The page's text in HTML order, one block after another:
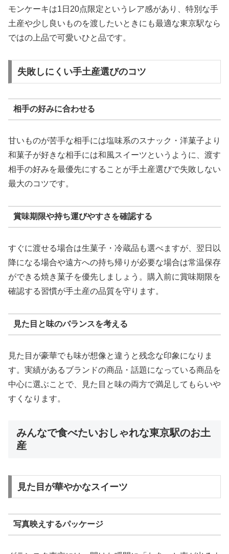
モンケーキは1日20点限定というレア感があり、特別な手
土産や少し良いものを渡したいときにも最適な東京駅なら
ではの上品で可愛いひと品です。
失敗しにくい手土産選びのコツ
相手の好みに合わせる
甘いものが苦手な相手には塩味系のスナック・洋菓子より
和菓子が好きな相手には和風スイーツというように、渡す
相手の好みを最優先にすることが手土産選びで失敗しない
最大のコツです。
賞味期限や持ち運びやすさを確認する
すぐに渡せる場合は生菓子・冷蔵品も選べますが、翌日以
降になる場合や遠方への持ち帰りが必要な場合は常温保存
ができる焼き菓子を優先しましょう。購入前に賞味期限を
確認する習慣が手土産の品質を守ります。
見た目と味のバランスを考える
見た目が豪華でも味が想像と違うと残念な印象になりま
す。実績があるブランドの商品・話題になっている商品を
中心に選ぶことで、見た目と味の両方で満足してもらいや
すくなります。
みんなで食べたいおしゃれな東京駅のお土
産
見た目が華やかなスイーツ
写真映えするパッケージ